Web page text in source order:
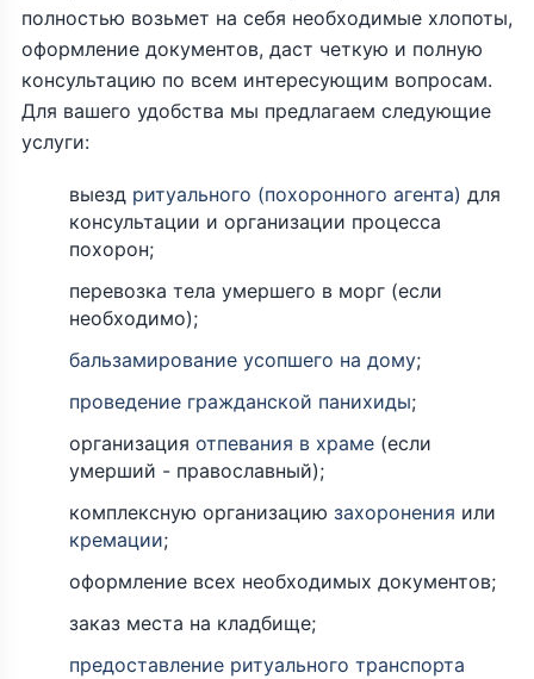
полностью возьмет на себя необходимые хлопоты,
оформление документов, даст четкую и полную
консультацию по всем интересующим вопросам.
Для вашего удобства мы предлагаем следующие
услуги:
выезд ритуального (похоронного агента) для
консультации и организации процесса
похорон;
перевозка тела умершего в морг (если
необходимо);
бальзамирование усопшего на дому;
проведение гражданской панихиды;
организация отпевания в храме (если
умерший - православный);
комплексную организацию захоронения или
кремации;
оформление всех необходимых документов;
заказ места на кладбище;
предоставление ритуального транспорта